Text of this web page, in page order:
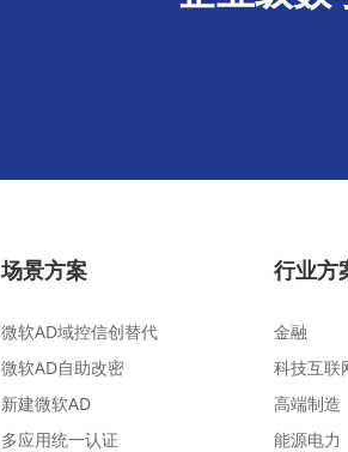
场景方案
微软AD域控信创替代
微软AD自助改密
新建微软AD
多应用统一认证
行业方
金融
科技互联
高端制造
能源电力